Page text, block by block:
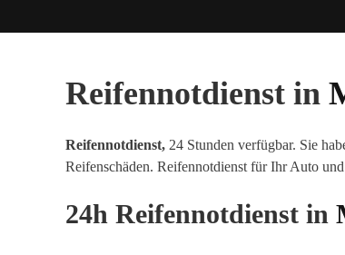
Reifennotdienst in
Reifennotdienst, 24 Stunden verfügbar. Sie
Reifenschäden. Reifennotdienst für Ihr Auto
24h Reifennotdienst in